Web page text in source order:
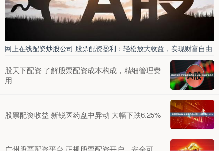
网上在线配资炒股公司 股票配资盈利：轻松放大收益，实现财富自由
股天下配资 了解股票配资成本构成，精细管理费
用
股票配资收益 新锐医药盘中异动 大幅下跌6.25%
广州股票配资平台 正规股票配资开户，安全可